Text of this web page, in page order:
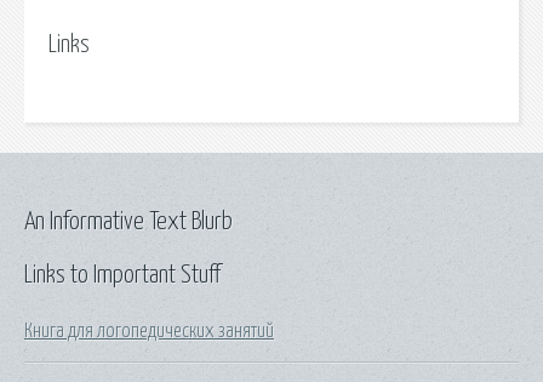
Links
Links to Important Stuff
Книга для логопедических занятий
An Informative Text Blurb